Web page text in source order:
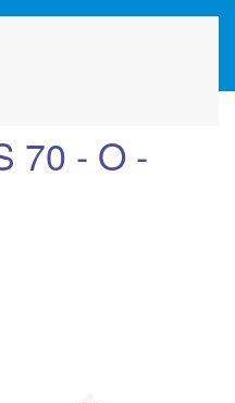
70 - O -